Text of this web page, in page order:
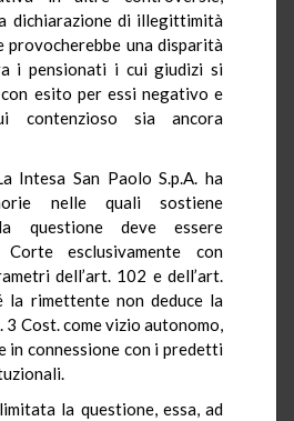
dichiarazione di illegittimità
provocherebbe una disparità
i pensionati i cui giudizi si
esito per essi negativo e
contenzioso sia ancora
San Paolo S.p.A. ha
nelle quali sostiene
questione deve essere
esclusivamente con
dell’art. 102 e dell’art.
la rimettente non deduce la
3 Cost. come vizio autonomo,
in connessione con i predetti
la questione, essa, ad